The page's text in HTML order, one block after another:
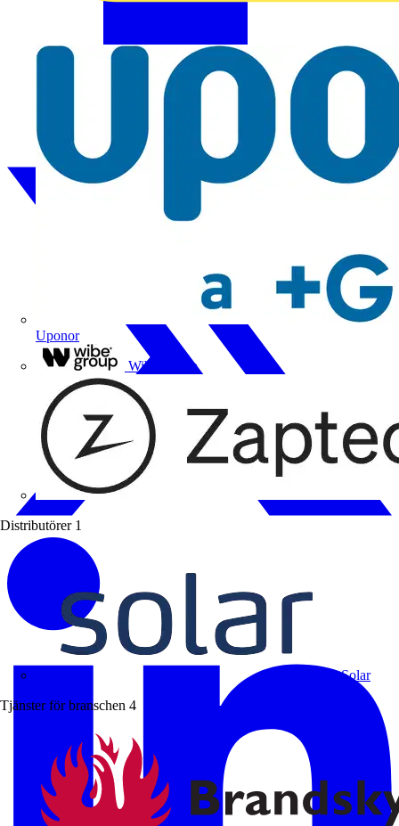
Uponor
Wibe Group
Distributörer 1
Solar
Tjänster för branschen 4